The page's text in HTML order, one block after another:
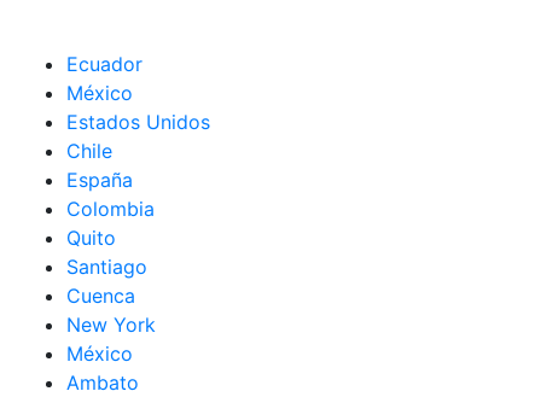
Ecuador
México
Estados Unidos
Chile
España
Colombia
Quito
Santiago
Cuenca
New York
México
Ambato